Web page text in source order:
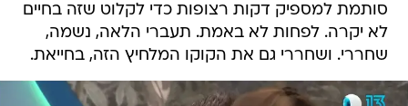
סותמת למספיק דקות רצופות כדי לקלוט שזה בחיים
לא יקרה. לפחות לא באמת. תעברי הלאה, נשמה,
שחררי. ושחררי גם את הקוקו המלחיץ הזה, בחייאת.